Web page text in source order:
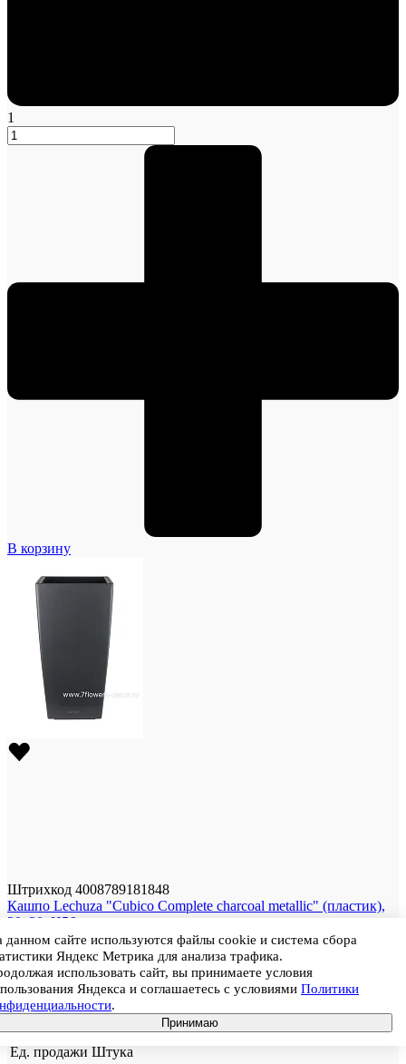
1
В корзину
Штрихкод 4008789181848
Кашпо Lechuza "Cubico Complete charcoal metallic" (пластик),
30x30xH56 см
Цена 11 222
В корзину
Артикул18184
Размер
30 × 30 × 56 см
Цвет
Антрацитовый
Материал
Пластик
Ед. продажи Штука
данном сайте используются файлы cookie и система сбора
Яндекс Метрика для анализа трафика.
использовать сайт, вы принимаете условия
Яндекса и соглашаетесь с условиями Политики
.
Принимаю